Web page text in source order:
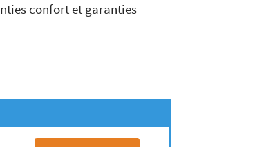
confort et garanties